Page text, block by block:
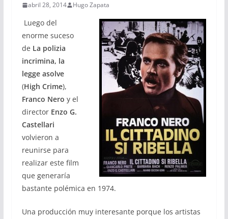
abril 28, 2014 Hugo Zapata
Luego del
enorme suceso
de La polizia
incrimina, la
legge asolve
(High Crime),
Franco Nero y el
director Enzo G.
Castellari
volvieron a
reunirse para
realizar este film
que generaría
bastante polémica en 1974.
Una producción muy interesante porque los artistas